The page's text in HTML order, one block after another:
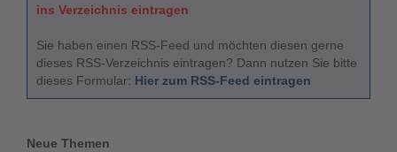
ins Verzeichnis eintragen
Sie haben einen RSS-Feed und möchten diesen gerne
dieses RSS-Verzeichnis eintragen? Dann nutzen Sie bitte
dieses Formular: Hier zum RSS-Feed eintragen
Neue Themen